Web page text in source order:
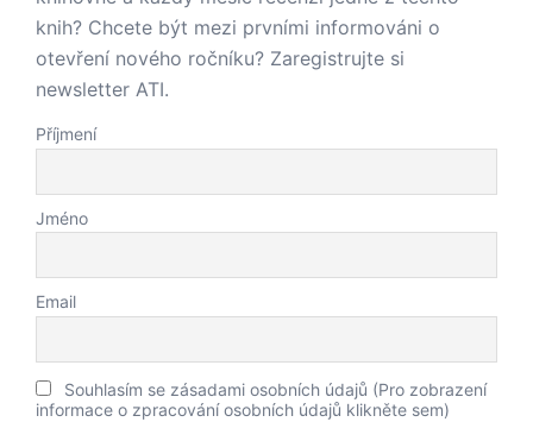
knih? Chcete být mezi prvními informováni o
otevření nového ročníku? Zaregistrujte si
newsletter ATI.
Příjmení
Jméno
Email
Souhlasím se zásadami osobních údajů (Pro zobrazení
informace o zpracování osobních údajů klikněte sem)